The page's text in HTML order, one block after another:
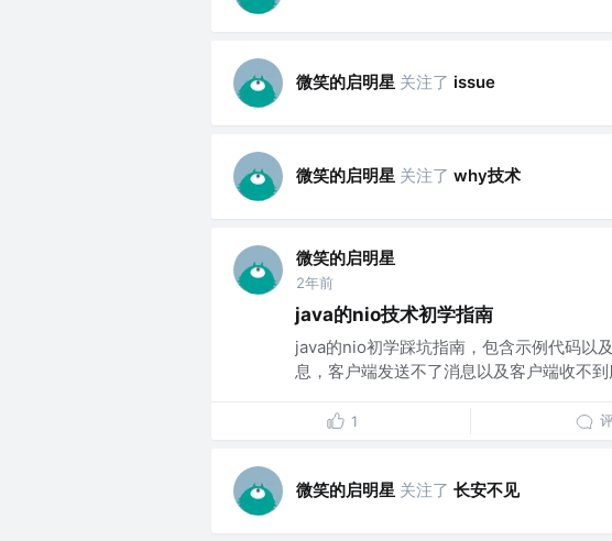
微笑的启明星 关注了 issue
微笑的启明星 关注了 why技术
微笑的启明星
2年前
java的nio技术初学指南
java的nio初学踩坑指南，包含示例代码以
息，客户端发送不了消息以及客户端收不
1
微笑的启明星 关注了 长安不见